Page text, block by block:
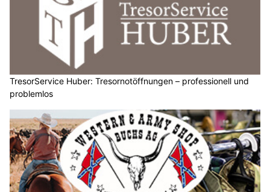
TresorService Huber: Tresornotöffnungen – professionell und
problemlos